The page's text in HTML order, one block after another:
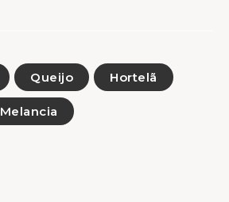
Queijo Hortelã
Melancia